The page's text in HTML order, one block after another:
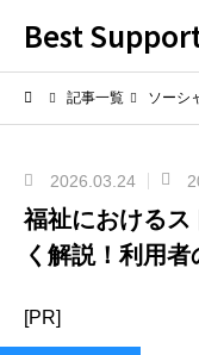
Best
記事一覧 ソーシ
2026.03.24
福祉におけるス
く解説！利用
[PR]